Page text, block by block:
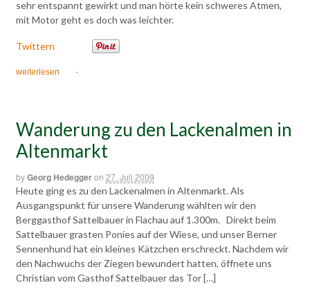
sehr entspannt gewirkt und man hörte kein schweres Atmen,
mit Motor geht es doch was leichter.
Twittern
weiterlesen ·
Wanderung zu den Lackenalmen in
Altenmarkt
byGeorg Hedeggeron 27. Juli 2009
Heute ging es zu den Lackenalmen in Altenmarkt. Als
Ausgangspunkt für unsere Wanderung wählten wir den
Berggasthof Sattelbauer in Flachau auf 1.300m. Direkt beim
Sattelbauer grasten Ponies auf der Wiese, und unser Berner
Sennenhund hat ein kleines Kätzchen erschreckt. Nachdem wir
den Nachwuchs der Ziegen bewundert hatten, öffnete uns
Christian vom Gasthof Sattelbauer das Tor […]